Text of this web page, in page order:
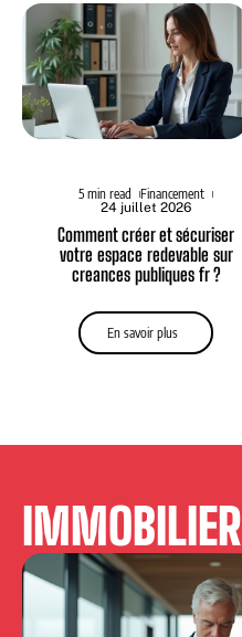
5 min read Financement
24 juillet 2026
Comment créer et sécuriser
votre espace redevable sur
creances publiques fr ?
En savoir plus
IMMOBILIER